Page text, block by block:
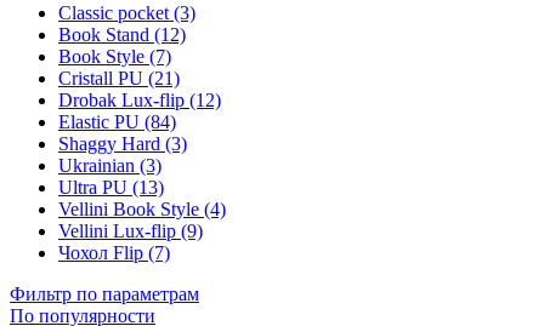
Classic pocket (3)
Book Stand (12)
Book Style (7)
Cristall PU (21)
Drobak Lux-flip (12)
Elastic PU (84)
Shaggy Hard (3)
Ukrainian (3)
Ultra PU (13)
Vellini Book Style (4)
Vellini Lux-flip (9)
Чохол Flip (7)
Фильтр по параметрам
По популярности